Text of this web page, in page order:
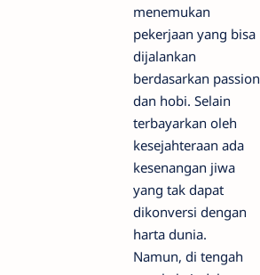
menemukan
pekerjaan yang bisa
dijalankan
berdasarkan passion
dan hobi. Selain
terbayarkan oleh
kesejahteraan ada
kesenangan jiwa
yang tak dapat
dikonversi dengan
harta dunia.
Namun, di tengah